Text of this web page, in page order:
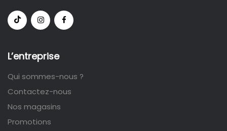
L’entreprise
Qui sommes-nous ?
Contactez-nous
Nos magasins
Promotions